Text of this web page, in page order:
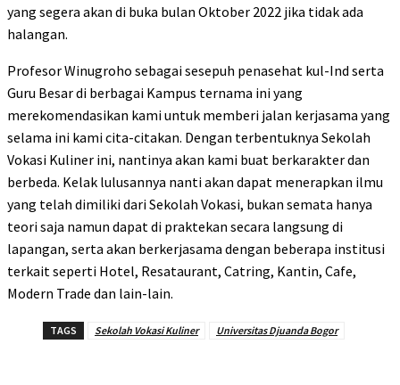
yang segera akan di buka bulan Oktober 2022 jika tidak ada
halangan.
Profesor Winugroho sebagai sesepuh penasehat kul-Ind serta
Guru Besar di berbagai Kampus ternama ini yang
merekomendasikan kami untuk memberi jalan kerjasama yang
selama ini kami cita-citakan. Dengan terbentuknya Sekolah
Vokasi Kuliner ini, nantinya akan kami buat berkarakter dan
berbeda. Kelak lulusannya nanti akan dapat menerapkan ilmu
yang telah dimiliki dari Sekolah Vokasi, bukan semata hanya
teori saja namun dapat di praktekan secara langsung di
lapangan, serta akan berkerjasama dengan beberapa institusi
terkait seperti Hotel, Resataurant, Catring, Kantin, Cafe,
Modern Trade dan lain-lain.
TAGS Sekolah Vokasi Kuliner Universitas Djuanda Bogor